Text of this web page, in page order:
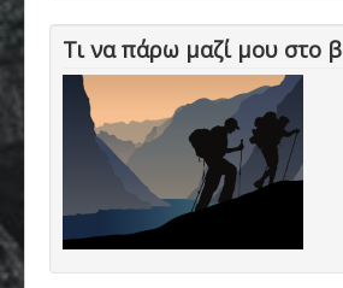
Τι να πάρω μαζί μου στο